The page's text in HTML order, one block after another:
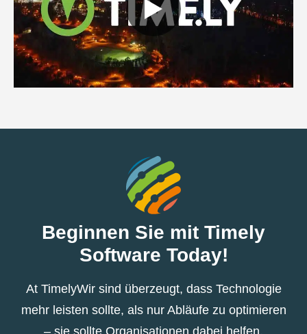
Beginnen Sie mit Timely
Software Today!
At TimelyWir sind überzeugt, dass Technologie
mehr leisten sollte, als nur Abläufe zu optimieren